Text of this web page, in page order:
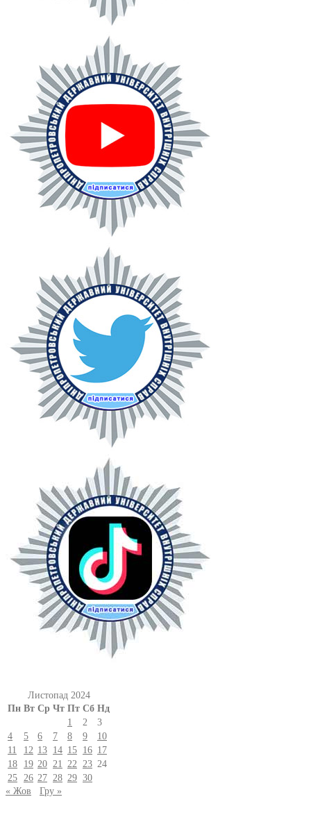
Листопад 2024
Пн Вт Ср Чт Пт Сб Нд
1
2
3
4
5 6 7 8 9
10
11
12 13 14 15 16 17
18
19 20 21 22 23 24
25
26 27 28 29 30
« Жов
Гру »